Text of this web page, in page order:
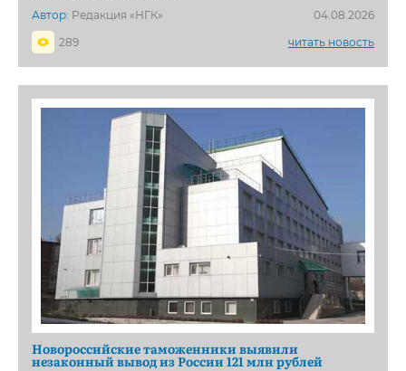
Автор: Редакция «НГК»
04.08.2026
289
читать новость
Новороссийские таможенники выявили
незаконный вывод из России 121 млн рублей